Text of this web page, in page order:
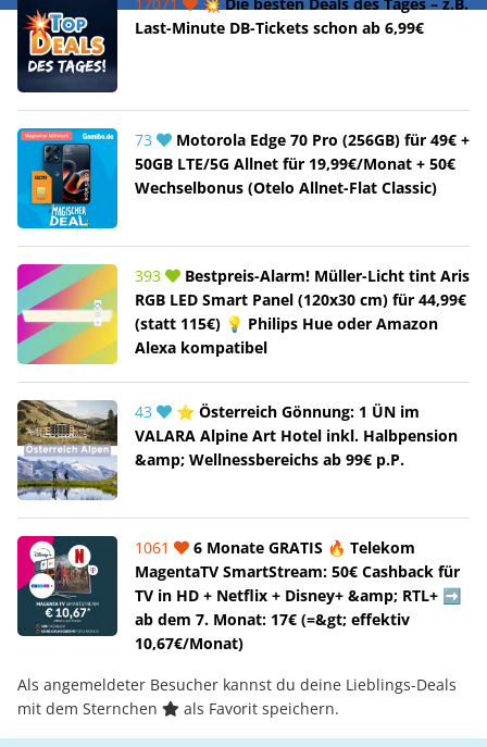
Last-Minute DB-Tickets schon ab 6,99€
73
Motorola Edge 70 Pro (256GB) für 49€ +
50GB LTE/5G Allnet für 19,99€/Monat + 50€
Wechselbonus (Otelo Allnet-Flat Classic)
393
Bestpreis-Alarm! Müller-Licht tint Aris
RGB LED Smart Panel (120x30 cm) für 44,99€
(statt 115€) 💡 Philips Hue oder Amazon
Alexa kompatibel
43
⭐ Österreich Gönnung: 1 ÜN im
VALARA Alpine Art Hotel inkl. Halbpension
&amp; Wellnessbereichs ab 99€ p.P.
1061
6 Monate GRATIS 🔥 Telekom
MagentaTV SmartStream: 50€ Cashback für
TV in HD + Netflix + Disney+ &amp; RTL+ ➡️
ab dem 7. Monat: 17€ (=&gt; effektiv
10,67€/Monat)
Als angemeldeter Besucher kannst du deine Lieblings-Deals
mit dem Sternchen
als Favorit speichern.